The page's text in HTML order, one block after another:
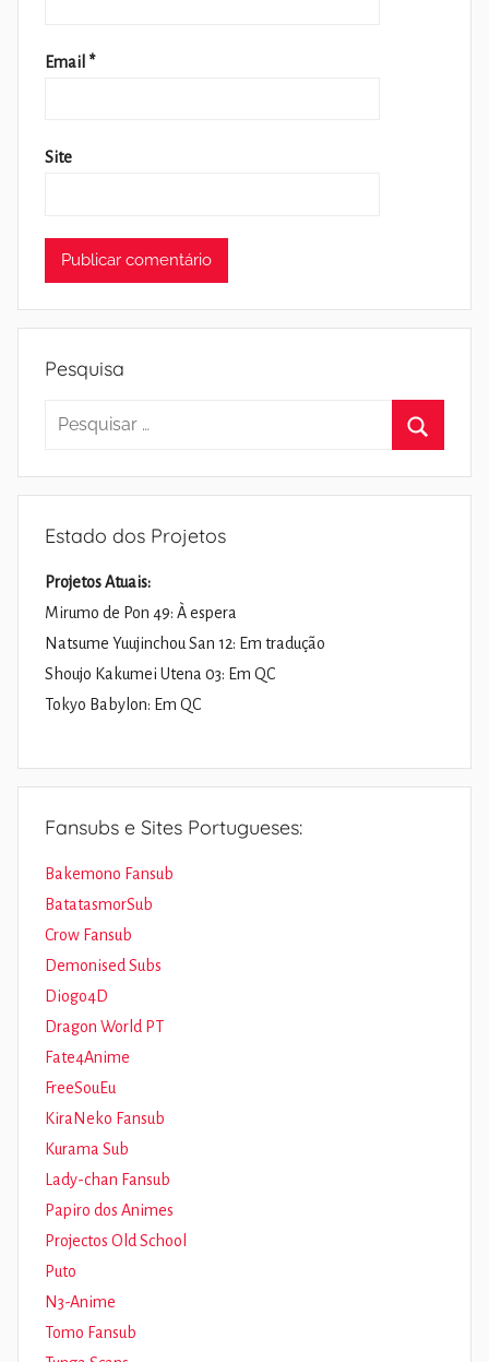
Email *
Site
Pesquisa
Pesquisar
Estado dos Projetos
Projetos Atuais:
Mirumo de Pon 49: À espera
Natsume Yuujinchou San 12: Em tradução
Shoujo Kakumei Utena 03: Em QC
Tokyo Babylon: Em QC
Fansubs e Sites Portugueses:
Bakemono Fansub
BatatasmorSub
Crow Fansub
Demonised Subs
Diogo4D
Dragon World PT
Fate4Anime
FreeSouEu
KiraNeko Fansub
Kurama Sub
Lady-chan Fansub
Papiro dos Animes
Projectos Old School
Puto
N3-Anime
Tomo Fansub